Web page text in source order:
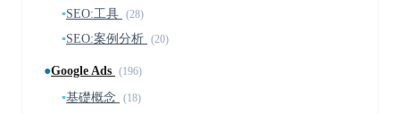
▪SEO:工具 (28)
▪SEO:案例分析 (20)
●Google Ads (196)
▪基礎概念 (18)